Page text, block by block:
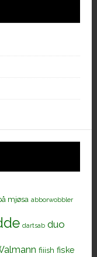
mjøsa abborwobbler
dartsab duo
fiiish fiske